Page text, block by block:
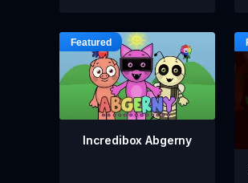
Incredibox Abgerny